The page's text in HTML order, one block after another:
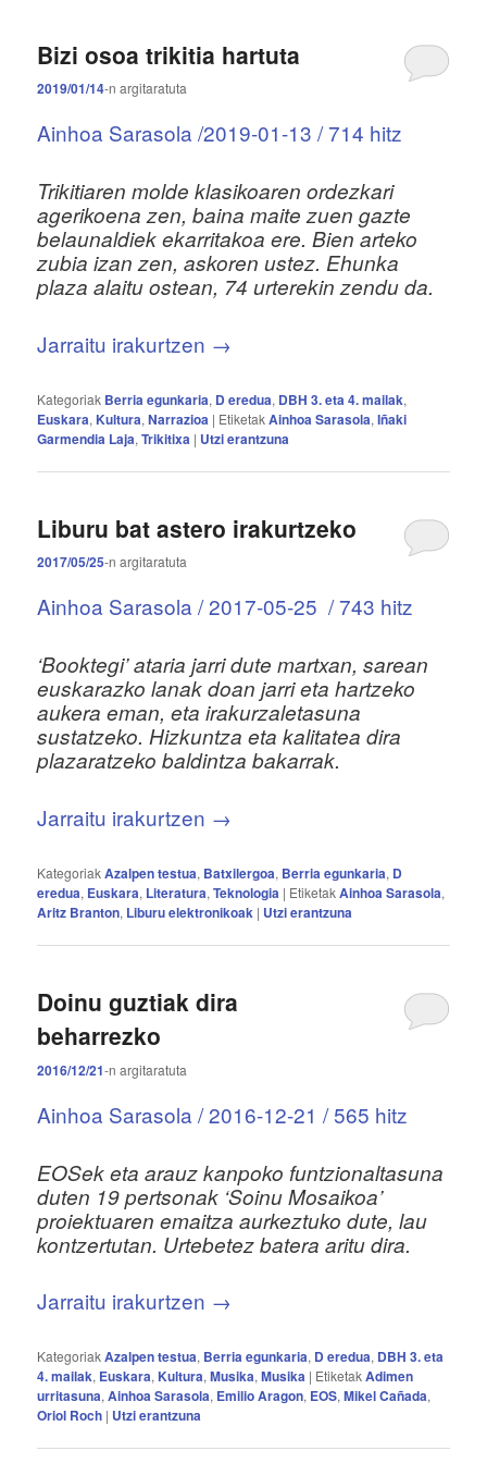
Bizi osoa trikitia hartuta
2019/01/14-nargitaratuta
Ainhoa Sarasola /2019-01-13 / 714 hitz
Trikitiaren molde klasikoaren ordezkari
agerikoena zen, baina maite zuen gazte
belaunaldiek ekarritakoa ere. Bien arteko
zubia izan zen, askoren ustez. Ehunka
plaza alaitu ostean, 74 urterekin zendu da.
Jarraitu irakurtzen →
Kategoriak Berria egunkaria, D eredua, DBH 3. eta 4. mailak,
Euskara, Kultura,Narrazioa | EtiketakAinhoa Sarasola,Iñaki
Garmendia Laja,Trikitixa | Utzi erantzuna
Liburu bat astero irakurtzeko
2017/05/25-nargitaratuta
Ainhoa Sarasola /2017-05-25 / 743 hitz
‘Booktegi’ ataria jarri dute martxan, sarean
euskarazko lanak doan jarri eta hartzeko
aukera eman, eta irakurzaletasuna
sustatzeko. Hizkuntza eta kalitatea dira
plazaratzeko baldintza bakarrak.
Jarraitu irakurtzen →
KategoriakAzalpen testua, Batxilergoa, Berria egunkaria, D
eredua, Euskara, Literatura,Teknologia | EtiketakAinhoa Sarasola,
Aritz Branton, Liburu elektronikoak | Utzi erantzuna
Doinu guztiak dira
beharrezko
2016/12/21-nargitaratuta
Ainhoa Sarasola /2016-12-21 / 565 hitz
EOSek eta arauz kanpoko funtzionaltasuna
duten 19 pertsonak ‘Soinu Mosaikoa’
proiektuaren emaitza aurkeztuko dute, lau
kontzertutan. Urtebetez batera aritu dira.
Jarraitu irakurtzen →
KategoriakAzalpen testua, Berria egunkaria, D eredua, DBH 3. eta
4. mailak, Euskara, Kultura,Musika,Musika | EtiketakAdimen
urritasuna,Ainhoa Sarasola, Emilio Aragon, EOS,Mikel Cañada,
Oriol Roch | Utzi erantzuna